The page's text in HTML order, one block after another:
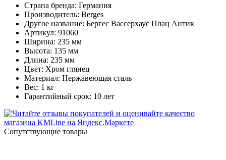
Страна бренда: Германия
Производитель: Berges
Другое название: Бергес Вассерхаус Плац Антик
Артикул: 91060
Ширина: 235 мм
Высота: 135 мм
Длина: 235 мм
Цвет: Хром глянец
Материал: Нержавеющая сталь
Вес: 1 кг
Гарантийный срок: 10 лет
Cопутствующие товары